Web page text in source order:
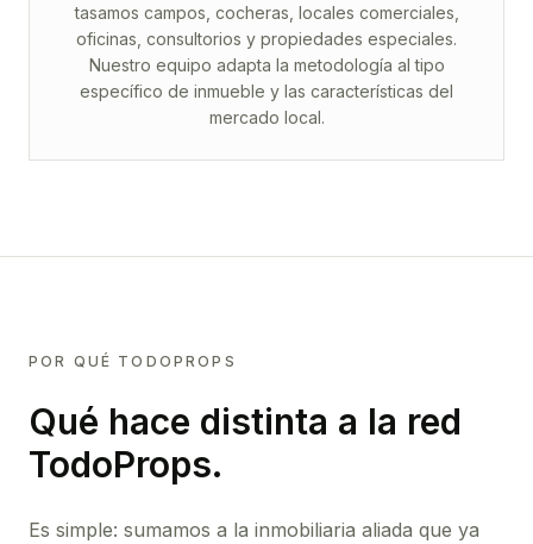
tasamos campos, cocheras, locales comerciales,
oficinas, consultorios y propiedades especiales.
Nuestro equipo adapta la metodología al tipo
específico de inmueble y las características del
mercado local.
POR QUÉ TODOPROPS
Qué hace distinta a la red
TodoProps.
Es simple: sumamos a la inmobiliaria aliada que ya